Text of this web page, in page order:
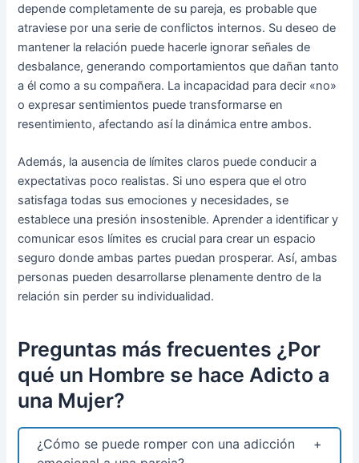
depende completamente de su pareja, es probable que
atraviese por una serie de conflictos internos. Su deseo de
mantener la relación puede hacerle ignorar señales de
desbalance, generando comportamientos que dañan tanto
a él como a su compañera. La incapacidad para decir «no»
o expresar sentimientos puede transformarse en
resentimiento, afectando así la dinámica entre ambos.
Además, la ausencia de límites claros puede conducir a
expectativas poco realistas. Si uno espera que el otro
satisfaga todas sus emociones y necesidades, se
establece una presión insostenible. Aprender a identificar y
comunicar esos límites es crucial para crear un espacio
seguro donde ambas partes puedan prosperar. Así, ambas
personas pueden desarrollarse plenamente dentro de la
relación sin perder su individualidad.
Preguntas más frecuentes ¿Por
qué un Hombre se hace Adicto a
una Mujer?
¿Cómo se puede romper con una adicción